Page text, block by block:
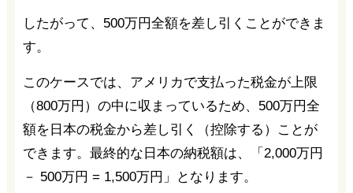
したがって、500万円全額を差し引くことができま
す。
このケースでは、アメリカで支払った税金が上限
（800万円）の中に収まっているため、500万円全
額を日本の税金から差し引く（控除する）ことが
できます。最終的な日本の納税額は、「2,000万円
－ 500万円 = 1,500万円」となります。